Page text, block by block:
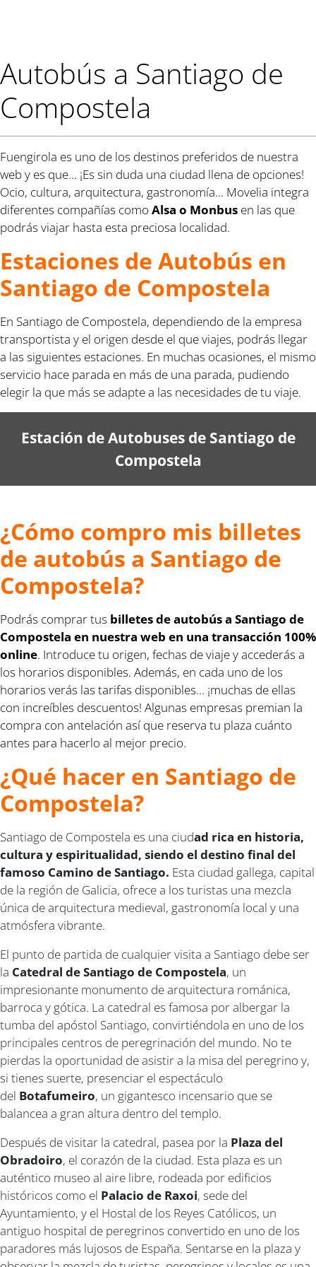
Autobús a Santiago de
Compostela
Fuengirola es uno de los destinos preferidos de nuestra
web y es que... ¡Es sin duda una ciudad llena de opciones!
Ocio, cultura, arquitectura, gastronomía... Movelia integra
diferentes compañías como Alsa o Monbus en las que
podrás viajar hasta esta preciosa localidad.
Estaciones de Autobús en
Santiago de Compostela
En Santiago de Compostela, dependiendo de la empresa
transportista y el origen desde el que viajes, podrás llegar
a las siguientes estaciones. En muchas ocasiones, el mismo
servicio hace parada en más de una parada, pudiendo
elegir la que más se adapte a las necesidades de tu viaje.
Estación de Autobuses de Santiago de
Compostela
¿Cómo compro mis billetes
de autobús a Santiago de
Compostela?
Podrás comprar tus billetes de autobús a Santiago de
Compostela en nuestra web en una transacción 100%
online. Introduce tu origen, fechas de viaje y accederás a
los horarios disponibles. Además, en cada uno de los
horarios verás las tarifas disponibles... ¡muchas de ellas
con increíbles descuentos! Algunas empresas premian la
compra con antelación así que reserva tu plaza cuánto
antes para hacerlo al mejor precio.
¿Qué hacer en Santiago de
Compostela?
Santiago de Compostela es una ciudad rica en historia,
cultura y espiritualidad, siendo el destino final del
famoso Camino de Santiago. Esta ciudad gallega, capital
de la región de Galicia, ofrece a los turistas una mezcla
única de arquitectura medieval, gastronomía local y una
atmósfera vibrante.
El punto de partida de cualquier visita a Santiago debe ser
la Catedral de Santiago de Compostela, un
impresionante monumento de arquitectura románica,
barroca y gótica. La catedral es famosa por albergar la
tumba del apóstol Santiago, convirtiéndola en uno de los
principales centros de peregrinación del mundo. No te
pierdas la oportunidad de asistir a la misa del peregrino y,
si tienes suerte, presenciar el espectáculo
del Botafumeiro, un gigantesco incensario que se
balancea a gran altura dentro del templo.
Después de visitar la catedral, pasea por la Plaza del
Obradoiro, el corazón de la ciudad. Esta plaza es un
auténtico museo al aire libre, rodeada por edificios
históricos como el Palacio de Raxoi, sede del
Ayuntamiento, y el Hostal de los Reyes Católicos, un
antiguo hospital de peregrinos convertido en uno de los
paradores más lujosos de España. Sentarse en la plaza y